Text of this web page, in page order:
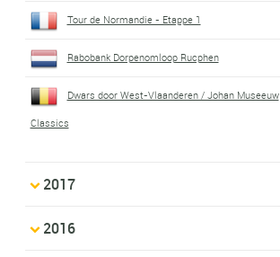
Tour de Normandie - Etappe 1
Rabobank Dorpenomloop Rucphen
Dwars door West-Vlaanderen / Johan Museeuw
Classics
2017
2016